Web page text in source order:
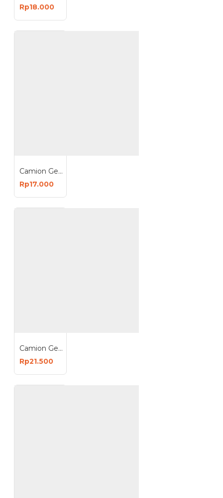
Rp18.000
Camion Gembok 50mm Leher Pendek Padlock 50 mm
Rp17.000
Camion Gembok 60mm Leher Panjang Padlock 60 mm
Rp21.500